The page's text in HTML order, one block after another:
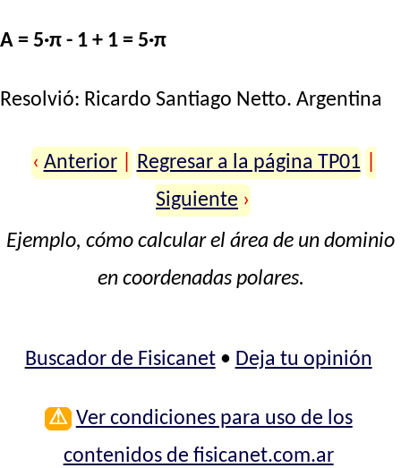
A = 5·π - 1 + 1 = 5·π
Resolvió: Ricardo Santiago Netto. Argentina
‹ Anterior Regresar a la página TP01
Siguiente ›
Ejemplo, cómo calcular el área de un dominio
en coordenadas polares.
Buscador de Fisicanet• Deja tu opinión
⚠ Ver condiciones para uso de los
contenidos de fisicanet.com.ar